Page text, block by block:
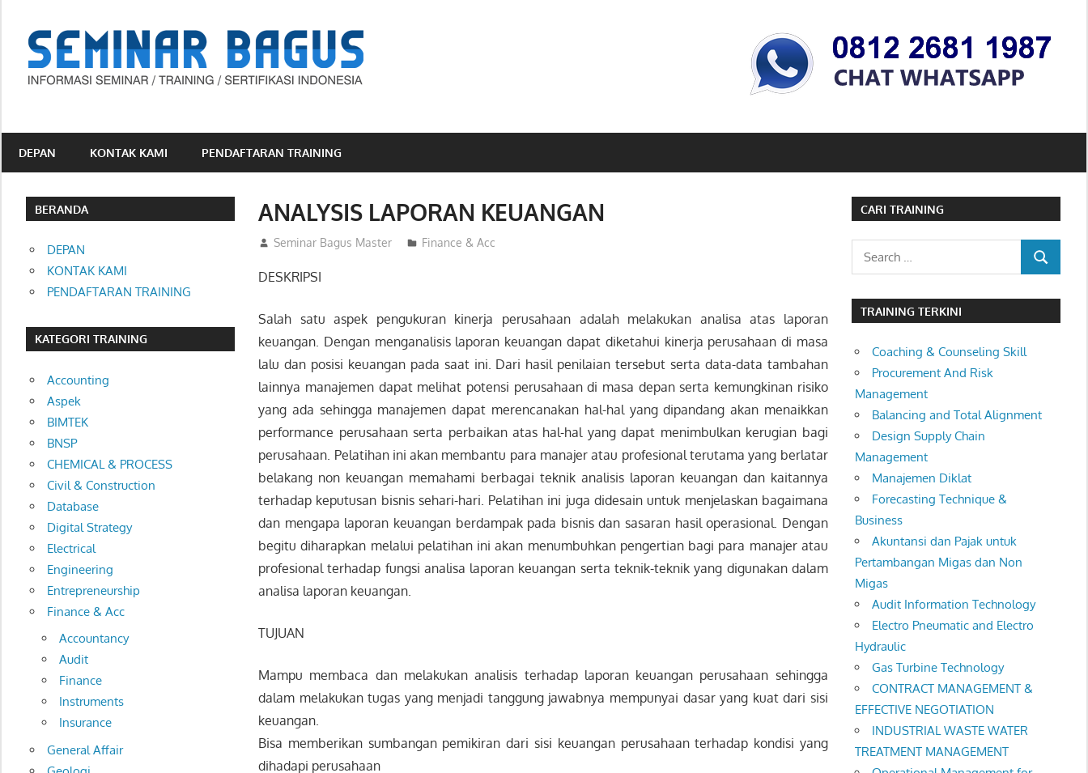
content
Indonesia
DEPAN KONTAK KAMI PENDAFTARAN TRAINING
ANALYSIS LAPORAN KEUANGAN
10/04/2012
Seminar Bagus Master Finance & Acc
DESKRIPSI
Salah satu aspek pengukuran kinerja perusahaan adalah melakukan analisa atas laporan
keuangan. Dengan menganalisis laporan keuangan dapat diketahui kinerja perusahaan di masa
lalu dan posisi keuangan pada saat ini. Dari hasil penilaian tersebut serta data-data tambahan
lainnya manajemen dapat melihat potensi perusahaan di masa depan serta kemungkinan risiko
yang ada sehingga manajemen dapat merencanakan hal-hal yang dipandang akan menaikkan
performance perusahaan serta perbaikan atas hal-hal yang dapat menimbulkan kerugian bagi
perusahaan. Pelatihan ini akan membantu para manajer atau profesional terutama yang berlatar
belakang non keuangan memahami berbagai teknik analisis laporan keuangan dan kaitannya
terhadap keputusan bisnis sehari-hari. Pelatihan ini juga didesain untuk menjelaskan bagaimana
dan mengapa laporan keuangan berdampak pada bisnis dan sasaran hasil operasional. Dengan
begitu diharapkan melalui pelatihan ini akan menumbuhkan pengertian bagi para manajer atau
profesional terhadap fungsi analisa laporan keuangan serta teknik-teknik yang digunakan dalam
analisa laporan keuangan.
TUJUAN
Mampu membaca dan melakukan analisis terhadap laporan keuangan perusahaan sehingga
dalam melakukan tugas yang menjadi tanggung jawabnya mempunyai dasar yang kuat dari sisi
keuangan.
Bisa memberikan sumbangan pemikiran dari sisi keuangan perusahaan terhadap kondisi yang
dihadapi perusahaan
BERANDA
DEPAN
KONTAK KAMI
PENDAFTARAN TRAINING
KATEGORI TRAINING
Accounting
Aspek
BIMTEK
BNSP
CHEMICAL & PROCESS
Civil & Construction
Database
Digital Strategy
Electrical
Engineering
Entrepreneurship
Finance & Acc
Accountancy
Audit
Finance
Instruments
Insurance
General Affair
CARI TRAINING
Search
for:
SEARCH
TRAINING TERKINI
Coaching & Counseling Skill
Procurement And Risk
Management
Balancing and Total Alignment
Design Supply Chain
Management
Manajemen Diklat
Forecasting Technique &
Business
Akuntansi dan Pajak untuk
Pertambangan Migas dan Non
Migas
Audit Information Technology
Electro Pneumatic and Electro
Hydraulic
Gas Turbine Technology
CONTRACT MANAGEMENT &
EFFECTIVE NEGOTIATION
INDUSTRIAL WASTE WATER
TREATMENT MANAGEMENT